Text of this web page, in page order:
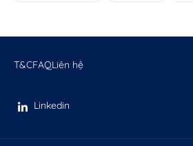
T&CFAQLiên hệ
Linkedin